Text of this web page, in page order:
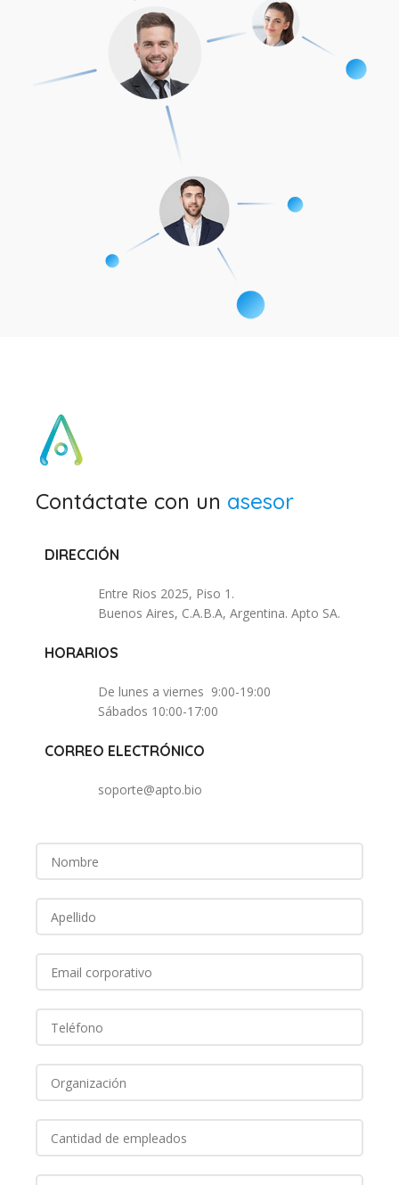
Contáctate con un asesor
DIRECCIÓN
Entre Rios 2025, Piso 1.
Buenos Aires, C.A.B.A, Argentina. Apto SA.
HORARIOS
De lunes a viernes 9:00-19:00
Sábados 10:00-17:00
CORREO ELECTRÓNICO
soporte@apto.bio